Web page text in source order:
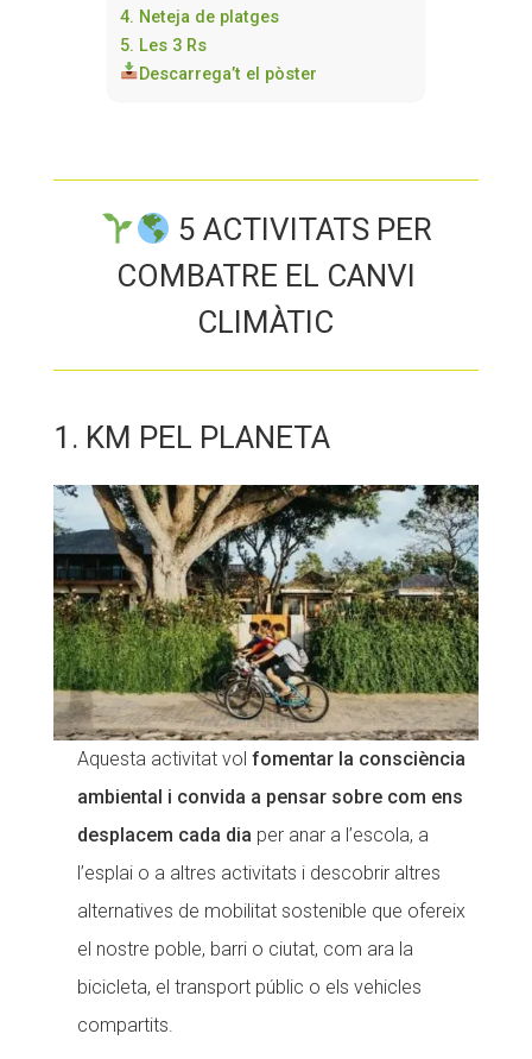
4. Neteja de platges
5. Les 3 Rs
Descarrega’t el pòster
5 ACTIVITATS PER
COMBATRE EL CANVI
CLIMÀTIC
1. KM PEL PLANETA
Aquesta activitat vol fomentar la consciència
ambiental i convida a pensar sobre com ens
desplacem cada dia per anar a l’escola, a
l’esplai o a altres activitats i descobrir altres
alternatives de mobilitat sostenible que ofereix
el nostre poble, barri o ciutat, com ara la
bicicleta, el transport públic o els vehicles
compartits.